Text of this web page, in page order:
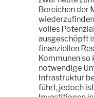
Bereichen der
volles
ausgeschöpft
finanziellen
Kommunen so
notwendige
Infrastruktur
führt, jedoch